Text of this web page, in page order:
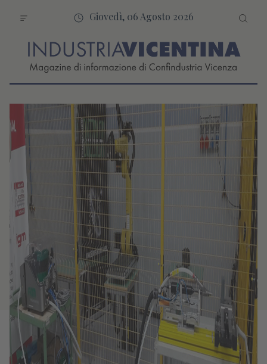
Giovedì, 06 Agosto 2026